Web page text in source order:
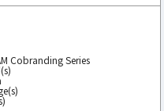
Cobranding Series